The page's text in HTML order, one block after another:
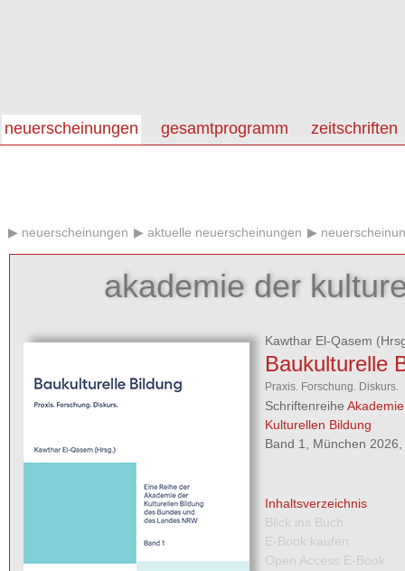
neuerscheinungen gesamtprogramm zeitschriften
neuerscheinungen aktuelle neuerscheinungen
akademie der
Kawthar El-Qasem
Baukulturelle
Praxis. Forschung. Diskurs.
Schriftenreihe
Kulturellen Bildung
Band 1, München
Inhaltsverzeichnis
Blick ins Buch
E-Book kaufen
Open Access E-Book